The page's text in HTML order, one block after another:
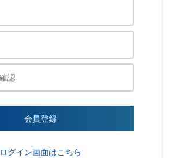
会員登録
ログイン画面はこちら